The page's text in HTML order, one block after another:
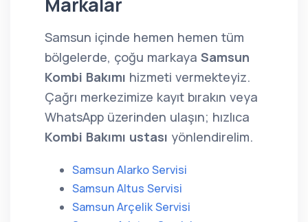
Samsun içinde hemen hemen tüm
bölgelerde, çoğu markaya Samsun
Kombi Bakımı hizmeti vermekteyiz.
Çağrı merkezimize kayıt bırakın veya
WhatsApp üzerinden ulaşın; hızlıca
Kombi Bakımı ustası yönlendirelim.
Samsun Alarko Servisi
Samsun Altus Servisi
Samsun Arçelik Servisi